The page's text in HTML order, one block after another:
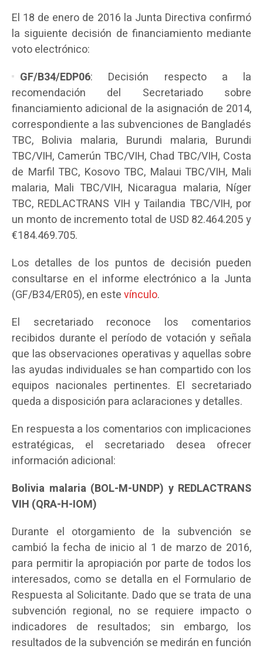
El 18 de enero de 2016 la Junta Directiva confirmó
la siguiente decisión de financiamiento mediante
voto electrónico:
GF/B34/EDP06: Decisión respecto a la
recomendación del Secretariado sobre
financiamiento adicional de la asignación de 2014,
correspondiente a las subvenciones de Bangladés
TBC, Bolivia malaria, Burundi malaria, Burundi
TBC/VIH, Camerún TBC/VIH, Chad TBC/VIH, Costa
de Marfil TBC, Kosovo TBC, Malaui TBC/VIH, Mali
malaria, Mali TBC/VIH, Nicaragua malaria, Níger
TBC, REDLACTRANS VIH y Tailandia TBC/VIH, por
un monto de incremento total de USD 82.464.205 y
€184.469.705.
Los detalles de los puntos de decisión pueden
consultarse en el informe electrónico a la Junta
(GF/B34/ER05), en estevínculo.
El secretariado reconoce los comentarios
recibidos durante el período de votación y señala
que las observaciones operativas y aquellas sobre
las ayudas individuales se han compartido con los
equipos nacionales pertinentes. El secretariado
queda a disposición para aclaraciones y detalles.
En respuesta a los comentarios con implicaciones
estratégicas, el secretariado desea ofrecer
información adicional:
Bolivia malaria (BOL-M-UNDP) y REDLACTRANS
VIH (QRA-H-IOM)
Durante el otorgamiento de la subvención se
cambió la fecha de inicio al 1 de marzo de 2016,
para permitir la apropiación por parte de todos los
interesados, como se detalla en el Formulario de
Respuesta al Solicitante. Dado que se trata de una
subvención regional, no se requiere impacto o
indicadores de resultados; sin embargo, los
resultados de la subvención se medirán en función